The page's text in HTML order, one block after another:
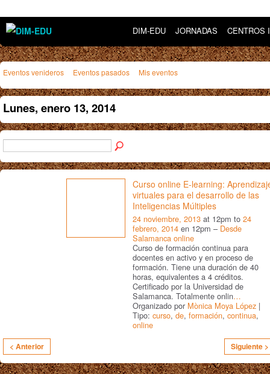
DIM-EDU JORNADAS CENTROS
Eventos venideros Eventos pasados Mis eventos
Lunes, enero 13, 2014
Curso online E-learning:
virtuales para el desarrollo de las
Inteligencias Múltiples
24 noviembre, 2013 at 12pm to 24
febrero, 2014 en 12pm – Desde
Salamanca online
Curso de formación continua para
docentes en activo y en proceso de
formación. Tiene una duración de 40
horas, equivalentes a 4 créditos.
Certificado por la Universidad de
Salamanca. Totalmente onlin…
Organizado por Mònica Moya López |
Tipo: curso, de, formación, continua,
online
< Anterior Siguiente >